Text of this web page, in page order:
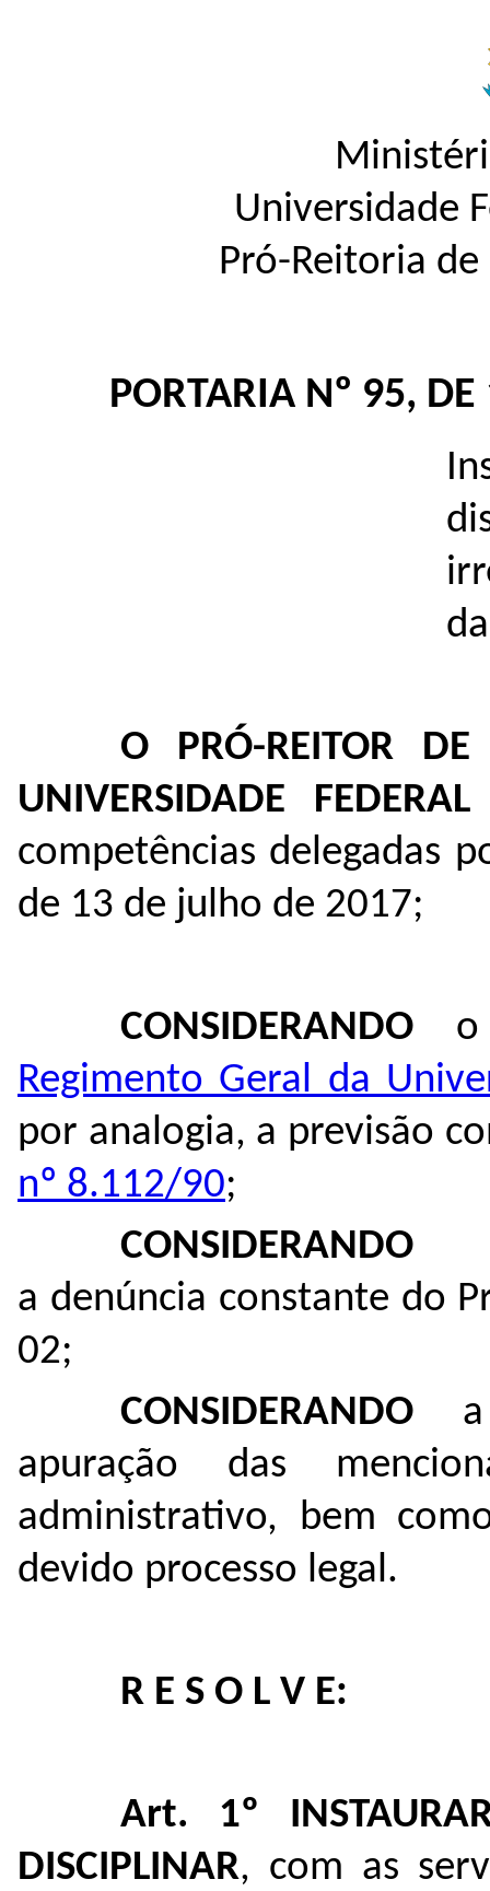
Universidade
Pró-Reitoria de
PORTARIA Nº 95,
O PRÓ-REITOR
UNIVERSIDADE
competências delegadas
de 13 de julho de 2017;
CONSIDERANDO o
Regimento Geral da
por analogia, a previsão
nº 8.112/90;
CONSIDERANDO
a denúncia constante do
02;
CONSIDERANDO a
apuração das
administrativo, bem
devido processo legal.
R E S O L V E:
Art. 1º
DISCIPLINAR, com as